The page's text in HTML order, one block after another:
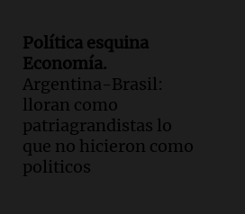
Política esquina
Economía.
Argentina-Brasil:
lloran como
patriagrandistas lo
que no hicieron como
politicos